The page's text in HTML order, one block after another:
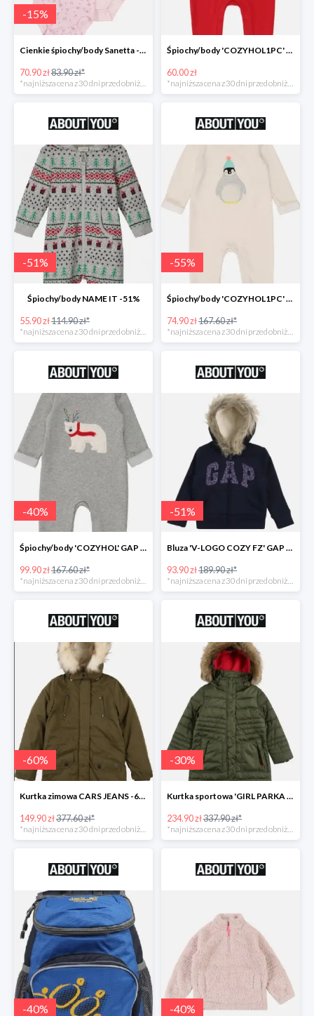
-15%
Cienkie śpiochy/body Sanetta -15%
70.90 zł83.90 zł*
Śpiochy/body 'COZYHOL1PC' GAP -60%
60.00 zł
-51%
Śpiochy/body NAME IT -51%
55.90 zł114.90 zł*
*najniższa cena z 30 dni przed obniżką
-55%
Śpiochy/body 'COZYHOL1PC' GAP -55%
74.90 zł167.60 zł*
*najniższa cena z 30 dni przed obniżką
-40%
Śpiochy/body 'COZYHOL' GAP - 40%
99.90 zł167.60 zł*
-51%
Bluza 'V-LOGO COZY FZ' GAP -51%
93.90 zł189.90 zł*
-60%
Kurtka zimowa CARS JEANS -60%
149.90 zł377.60 zł*
*najniższa cena z 30 dni przed obniżką
-30%
Kurtka sportowa 'GIRL PARKA SNAPS HOOD' CMP -30%
234.90 zł337.90 zł*
*najniższa cena z 30 dni przed obniżką
-40% -40%